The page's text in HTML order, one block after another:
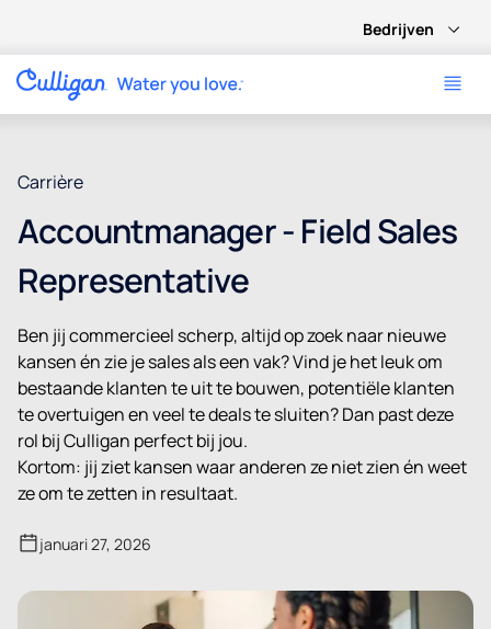
Bedrijven
Carrière
Accountmanager - Field Sales
Representative
Ben jij commercieel scherp, altijd op zoek naar nieuwe
kansen én zie je sales als een vak? Vind je het leuk om
bestaande klanten te uit te bouwen, potentiële klanten
te overtuigen en veel te deals te sluiten? Dan past deze
rol bij Culligan perfect bij jou.
Kortom: jij ziet kansen waar anderen ze niet zien én weet
ze om te zetten in resultaat.
januari 27, 2026